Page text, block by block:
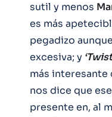
sutil y menos
es más
pegadizo
excesiva; y
más interesante
nos dice que
presente en, al